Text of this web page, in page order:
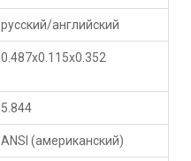
русский/английский
0.487x0.115x0.352
5.844
ANSI (американский)